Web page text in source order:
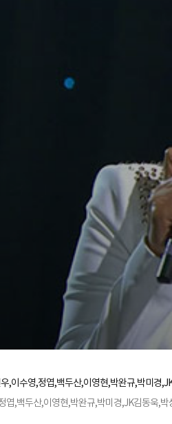
,이수영,정엽,백두산,이영현,박완규,박미경
엽,백두산,이영현,박완규,박미경,JK김동욱,